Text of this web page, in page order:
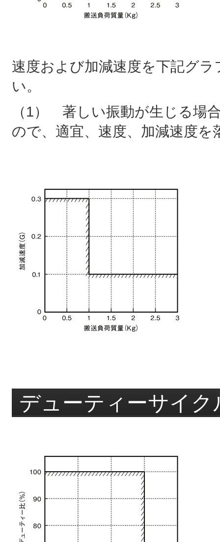
速度および加減速度を下記グ
い。
（1） 著しい振動が生じる場
ので、適宜、速度、加減速度
デューティーサイク